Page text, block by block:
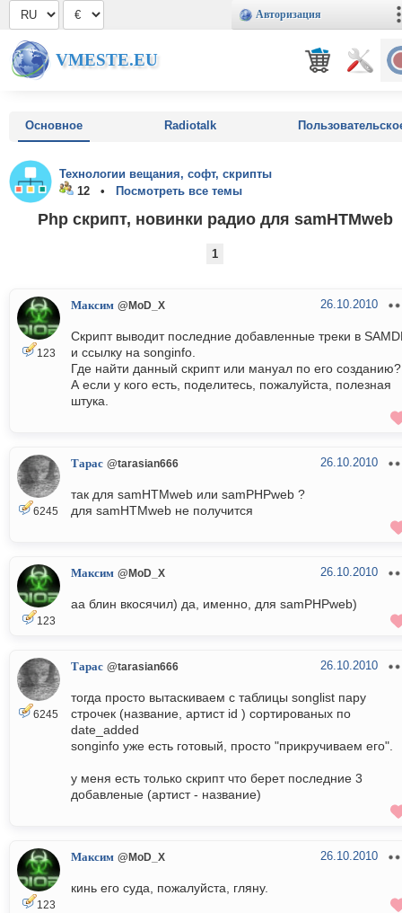
Авторизация
VMESTE.EU
Основное Radiotalk
Технологии вещания, софт, скрипты
12 •
Посмотреть все темы
Php скрипт, новинки радио для samHTMweb
1
123
Максим @MoD_X 26.10.2010
Скрипт выводит последние добавленные треки в
и ссылку на songinfo.
Где найти данный скрипт или мануал по его созданию?
А если у кого есть, поделитесь, пожалуйста, полезная
штука.
6245
Тарас @tarasian666 26.10.2010
так для samHTMweb или samPHPweb ?
для samHTMweb не получится
123
Максим @MoD_X 26.10.2010
аа блин вкосячил) да, именно, для samPHPweb)
6245
Тарас @tarasian666 26.10.2010
тогда просто вытаскиваем с таблицы songlist пару
строчек (название, артист id ) сортированых по
date_added
songinfo уже есть готовый, просто "прикручиваем его".
у меня есть только скрипт что берет последние 3
добавленые (артист - название)
123
Максим @MoD_X 26.10.2010
кинь его суда, пожалуйста, гляну.